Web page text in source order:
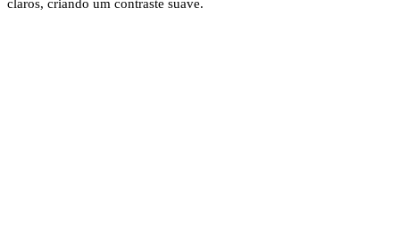
claros, criando um contraste suave.